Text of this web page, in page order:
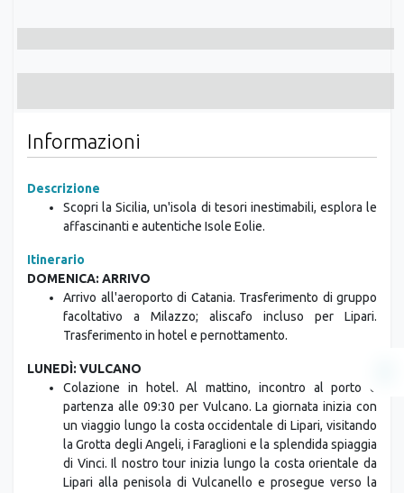
Informazioni
Descrizione
Scopri la Sicilia, un'isola di tesori inestimabili, esplora le
affascinanti e autentiche Isole Eolie.
Itinerario
DOMENICA: ARRIVO
Arrivo all'aeroporto di Catania. Trasferimento di gruppo
facoltativo a Milazzo; aliscafo incluso per Lipari.
Trasferimento in hotel e pernottamento.
LUNEDÌ: VULCANO
Colazione in hotel. Al mattino, incontro al porto e
partenza alle 09:30 per Vulcano. La giornata inizia con
un viaggio lungo la costa occidentale di Lipari, visitando
la Grotta degli Angeli, i Faraglioni e la splendida spiaggia
di Vinci. Il nostro tour inizia lungo la costa orientale da
Lipari alla penisola di Vulcanello e prosegue verso la